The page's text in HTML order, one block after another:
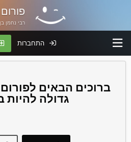
רבי נחמן
התחברות
גדולה